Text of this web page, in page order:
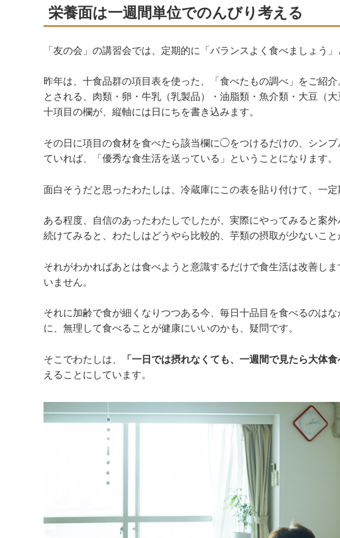
栄養面は一週間単位でのんびり考える
「友の会」の講習会では、定期的に「バランスよく食べましょう
昨年は、十食品群の項目表を使った、「食べたもの調べ」をご紹
とされる、肉類・卵・牛乳（乳製品）・油脂類・魚介類・大豆（
十項目の欄が、縦軸には日にちを書き込みます。
その日に項目の食材を食べたら該当欄に◯をつけるだけの、シン
ていれば、「優秀な食生活を送っている」ということになります。
面白そうだと思ったわたしは、冷蔵庫にこの表を貼り付けて、一定
ある程度、自信のあったわたしでしたが、実際にやってみると案外
続けてみると、わたしはどうやら比較的、芋類の摂取が少ないこと
それがわかればあとは食べようと意識するだけで食生活は改善し
いません。
それに加齢で食が細くなりつつある今、毎日十品目を食べるのは
に、無理して食べることが健康にいいのかも、疑問です。
そこでわたしは、 「一日では摂れなくても、一週間で見たら大体食
えることにしています。